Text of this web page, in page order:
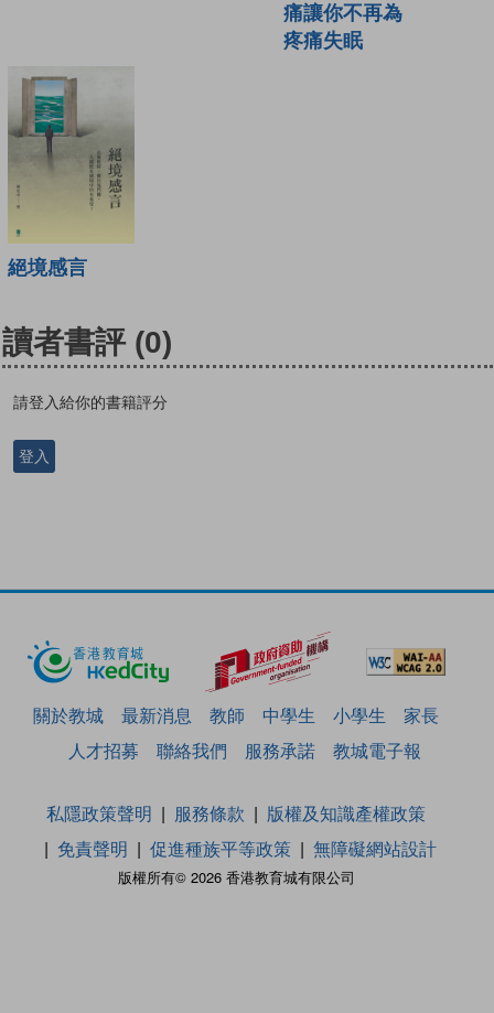
痛讓你不再為
疼痛失眠
絕境感言
讀者書評 (0)
請登入給你的書籍評分
登入
關於教城 最新消息 教師 中學生 小學生
家長
人才招募
聯絡我們 服務承諾 教城電子報
版權所有© 2026 香港教育城有限公司
私隱政策聲明 服務條款
版權及知識產權政策
免責聲明
促進種族平等政策 無障礙網站設計